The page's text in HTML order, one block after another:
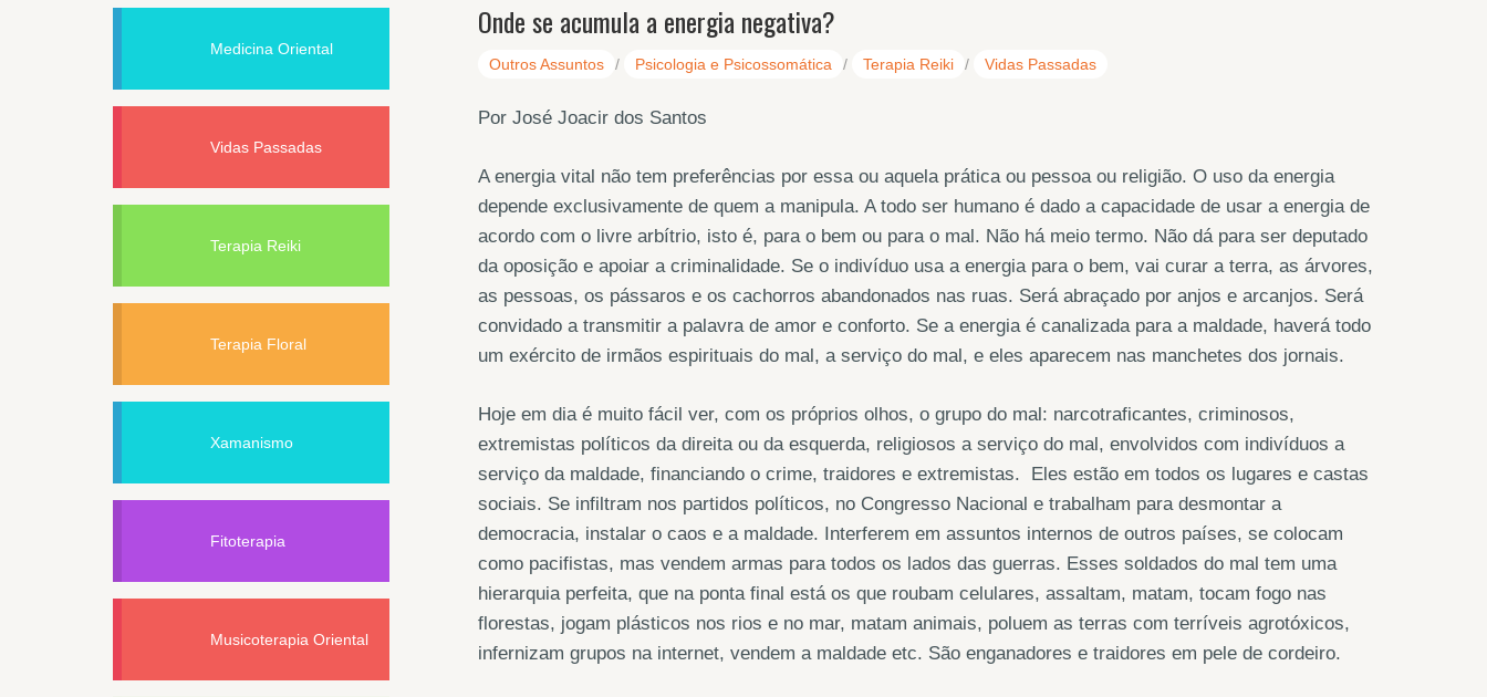
Onde se acumula a energia negativa?
Outros Assuntos / Psicologia e Psicossomática / Terapia Reiki / Vidas Passadas
Por José Joacir dos Santos
A energia vital não tem preferências por essa ou aquela prática ou pessoa ou religião. O uso da energia
depende exclusivamente de quem a manipula. A todo ser humano é dado a capacidade de usar a energia de
acordo com o livre arbítrio, isto é, para o bem ou para o mal. Não há meio termo. Não dá para ser deputado
da oposição e apoiar a criminalidade. Se o indivíduo usa a energia para o bem, vai curar a terra, as árvores,
as pessoas, os pássaros e os cachorros abandonados nas ruas. Será abraçado por anjos e arcanjos. Será
convidado a transmitir a palavra de amor e conforto. Se a energia é canalizada para a maldade, haverá todo
um exército de irmãos espirituais do mal, a serviço do mal, e eles aparecem nas manchetes dos jornais.
Hoje em dia é muito fácil ver, com os próprios olhos, o grupo do mal: narcotraficantes, criminosos,
extremistas políticos da direita ou da esquerda, religiosos a serviço do mal, envolvidos com indivíduos a
serviço da maldade, financiando o crime, traidores e extremistas. Eles estão em todos os lugares e castas
sociais. Se infiltram nos partidos políticos, no Congresso Nacional e trabalham para desmontar a
democracia, instalar o caos e a maldade. Interferem em assuntos internos de outros países, se colocam
como pacifistas, mas vendem armas para todos os lados das guerras. Esses soldados do mal tem uma
hierarquia perfeita, que na ponta final está os que roubam celulares, assaltam, matam, tocam fogo nas
florestas, jogam plásticos nos rios e no mar, matam animais, poluem as terras com terríveis agrotóxicos,
infernizam grupos na internet, vendem a maldade etc. São enganadores e traidores em pele de cordeiro.
Medicina Oriental
Vidas Passadas
Terapia Reiki
Terapia Floral
Xamanismo
Fitoterapia
Musicoterapia Oriental